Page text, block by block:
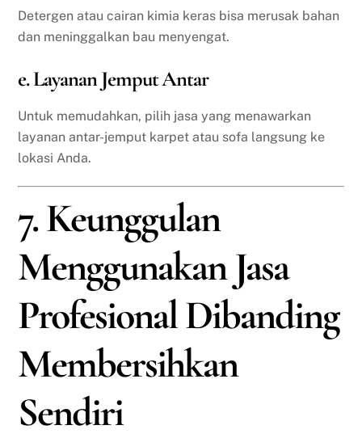
Detergen atau cairan kimia keras bisa merusak bahan
dan meninggalkan bau menyengat.
e. Layanan Jemput Antar
Untuk memudahkan, pilih jasa yang menawarkan
layanan antar-jemput karpet atau sofa langsung ke
lokasi Anda.
7. Keunggulan
Menggunakan Jasa
Profesional Dibanding
Membersihkan
Sendiri